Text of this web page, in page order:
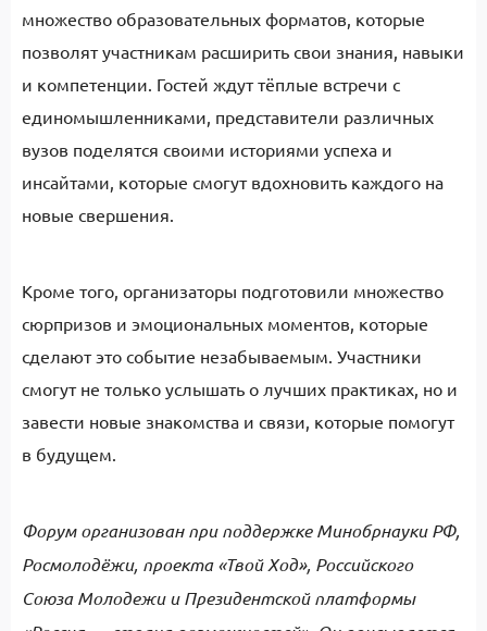
множество образовательных форматов, которые
позволят участникам расширить свои знания, навыки
и компетенции. Гостей ждут тёплые встречи с
единомышленниками, представители различных
вузов поделятся своими историями успеха и
инсайтами, которые смогут вдохновить каждого на
новые свершения.
Кроме того, организаторы подготовили множество
сюрпризов и эмоциональных моментов, которые
сделают это событие незабываемым. Участники
смогут не только услышать о лучших практиках, но и
завести новые знакомства и связи, которые помогут
в будущем.
Форум организован при поддержке Минобрнауки РФ,
Росмолодёжи, проекта «Твой Ход», Российского
Союза Молодежи и Президентской платформы